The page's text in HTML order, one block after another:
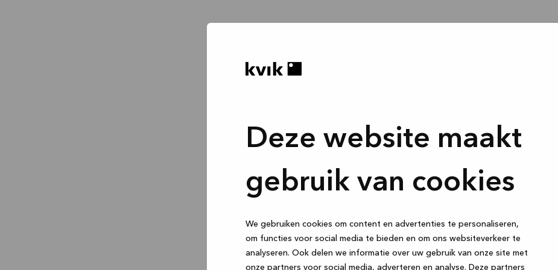
Deze website maakt
gebruik van cookies
We gebruiken cookies om content en advertenties te personaliseren,
om functies voor social media te bieden en om ons websiteverkeer te
analyseren. Ook delen we informatie over uw gebruik van onze site met
onze partners voor social media, adverteren en analyse. Deze partners